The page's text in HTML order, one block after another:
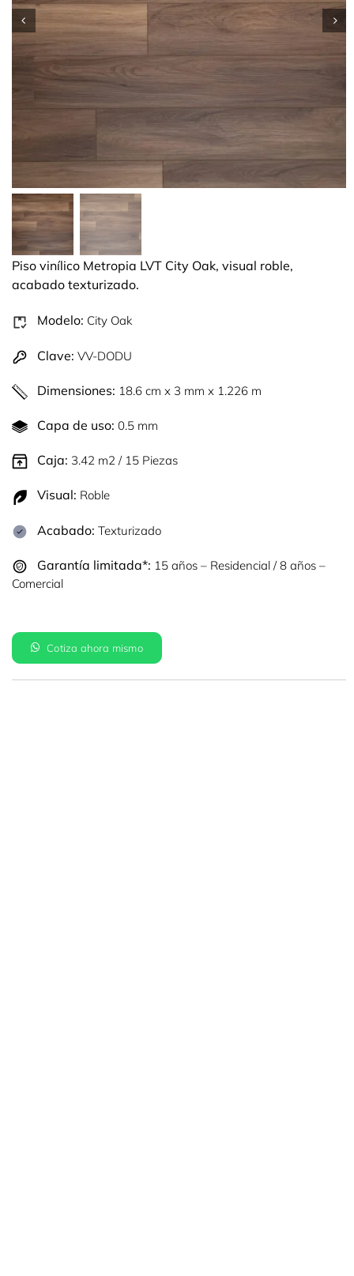
Piso vinílico Metropia LVT City Oak, visual roble,
acabado texturizado.
Modelo: City Oak
Clave: VV-DODU
Dimensiones: 18.6 cm x 3 mm x 1.226 m
Capa de uso: 0.5 mm
Caja: 3.42 m2 / 15 Piezas
Visual: Roble
Acabado: Texturizado
Garantía limitada*: 15 años – Residencial / 8 años –
Comercial
Cotiza ahora mismo